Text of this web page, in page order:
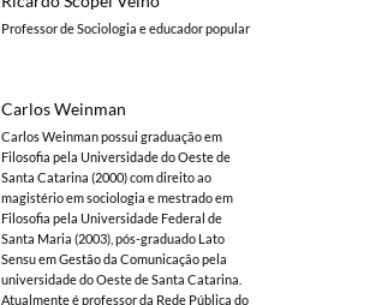
Professor de Sociologia e educador popular
Carlos Weinman
Carlos Weinman possui graduação em
Filosofia pela Universidade do Oeste de
Santa Catarina (2000) com direito ao
magistério em sociologia e mestrado em
Filosofia pela Universidade Federal de
Santa Maria (2003), pós-graduado Lato
Sensu em Gestão da Comunicação pela
universidade do Oeste de Santa Catarina.
Atualmente é professor da Rede Pública do